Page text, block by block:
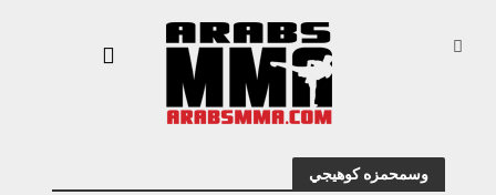
وسمحمزه كوهيجي